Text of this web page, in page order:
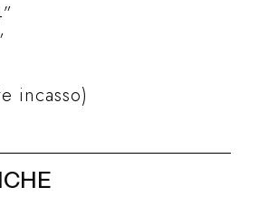
incasso)